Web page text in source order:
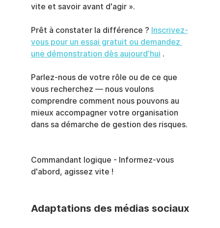
vite et savoir avant d'agir ».
Prêt à constater la différence ? Inscrivez-
vous pour un essai gratuit ou demandez
une démonstration dès aujourd’hui .
Parlez-nous de votre rôle ou de ce que
vous recherchez — nous voulons
comprendre comment nous pouvons au
mieux accompagner votre organisation
dans sa démarche de gestion des risques.
Commandant logique - Informez-vous
d'abord, agissez vite !
Adaptations des médias sociaux